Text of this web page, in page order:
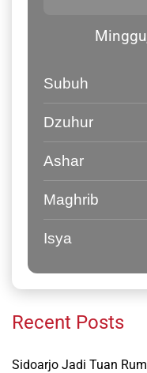
Subuh
Dzuhur
Ashar
Maghrib
Isya
Recent Posts
Sidoarjo Jadi Tuan